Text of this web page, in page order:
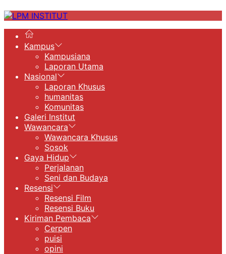
LPM
Kampus
Kampusiana
Laporan Utama
Nasional
Laporan Khusus
humanitas
Komunitas
Galeri Institut
Wawancara
Wawancara Khusus
Sosok
Gaya Hidup
Perjalanan
Seni dan Budaya
Resensi
Resensi Film
Resensi Buku
Kiriman Pembaca
Cerpen
puisi
opini